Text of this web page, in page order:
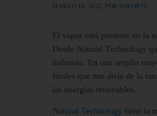
MARZO 10, 2022 POR SOPORTE
El vapor está presente en la
Desde Natural Technology
industria. En una amplia
fósiles que nos aleja de la
las energías renovables.
Natural Technology tiene la